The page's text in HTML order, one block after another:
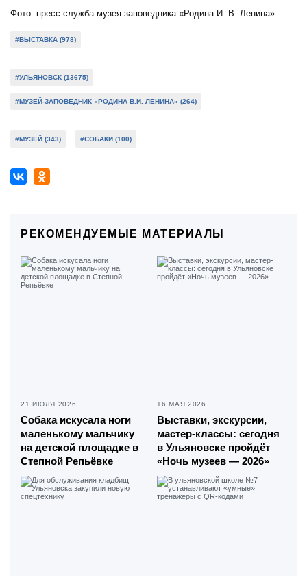
Фото: пресс-служба музея-заповедника «Родина И. В. Ленина»
#ВЫСТАВКА (978)
#УЛЬЯНОВСК (13675)
#МУЗЕЙ-ЗАПОВЕДНИК «РОДИНА В.И. ЛЕНИНА» (264)
#МУЗЕЙ (343) #СОБАКИ (100)
РЕКОМЕНДУЕМЫЕ МАТЕРИАЛЫ
21 ИЮЛЯ 2026
Собака искусала ноги
маленькому мальчику
на детской площадке в
Степной Репьёвке
16 МАЯ 2026
Выставки, экскурсии,
мастер-классы: сегодня
в Ульяновске пройдёт
«Ночь музеев — 2026»